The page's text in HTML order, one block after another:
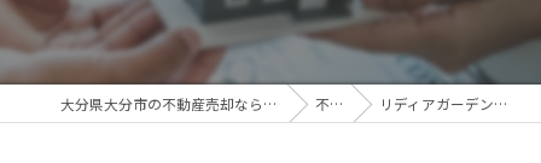
大分県大分市の不動産売却なら株式会社bridge estate 不動産 リディアガーデン学園通り 103 1K